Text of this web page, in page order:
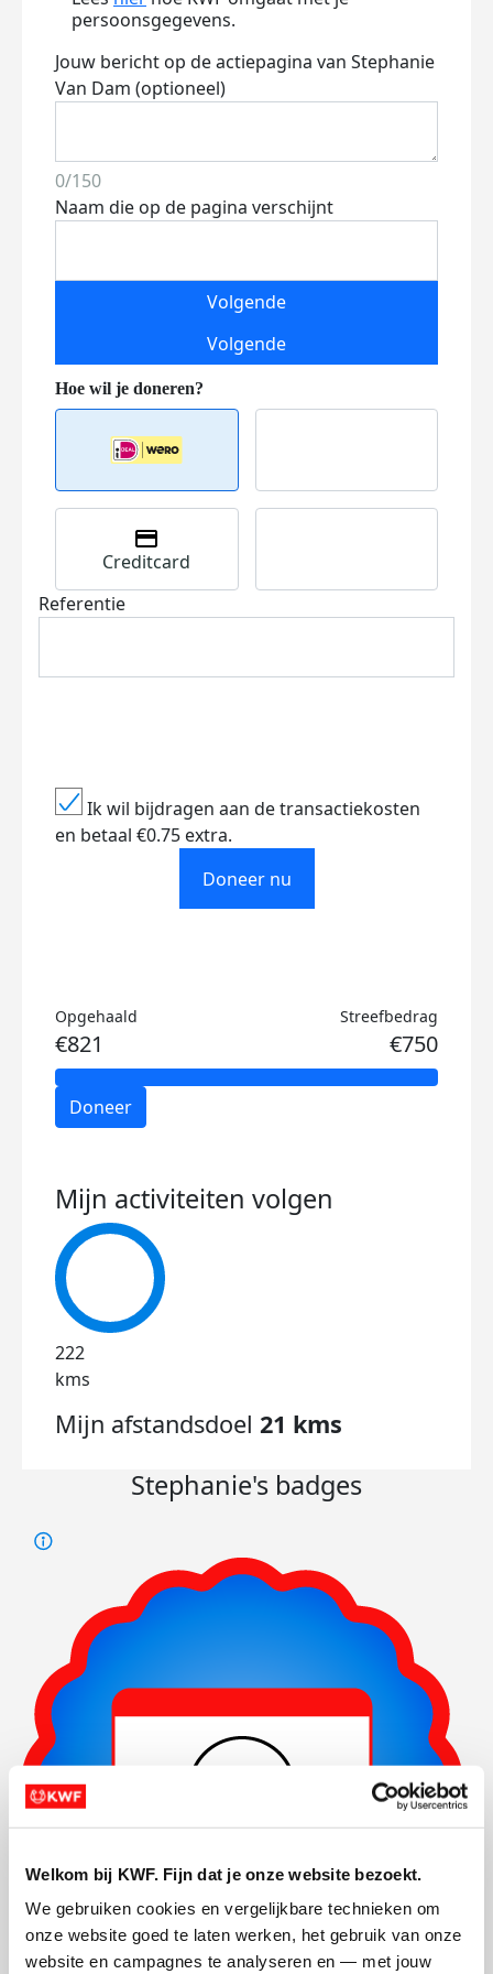
Welkom bij KWF. Fijn dat je onze website bezoekt.
We gebruiken cookies en vergelijkbare technieken om
onze website goed te laten werken, het gebruik van onze
website en campagnes te analyseren en — met jouw
persoonsgegevens.
Jouw bericht op de actiepagina van Stephanie
Van Dam (optioneel)
0/150
Naam die op de pagina verschijnt
Volgende
Volgende
Creditcard
Referentie
Ik wil bijdragen aan de transactiekosten
en betaal €0.75 extra.
Doneer nu
Opgehaald
€821
Streefbedrag
€750
Doneer
Mijn activiteiten volgen
222
kms
Mijn afstandsdoel 21 kms
Stephanie's badges